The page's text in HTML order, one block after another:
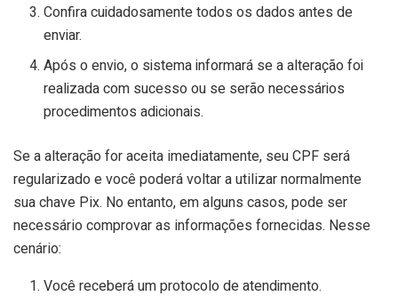
Confira cuidadosamente todos os dados antes de
enviar.
Após o envio, o sistema informará se a alteração foi
realizada com sucesso ou se serão necessários
procedimentos adicionais.
Se a alteração for aceita imediatamente, seu CPF será
regularizado e você poderá voltar a utilizar normalmente
sua chave Pix. No entanto, em alguns casos, pode ser
necessário comprovar as informações fornecidas. Nesse
cenário:
Você receberá um protocolo de atendimento.